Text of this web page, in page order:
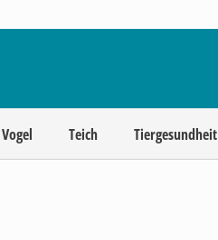
Vogel Teich Tiergesundheit